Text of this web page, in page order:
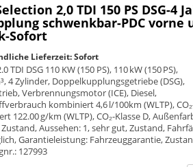
2,0 TDI 150 PS DSG-4
schwenkbar-PDC vorne
Sofort
Lieferzeit: Sofort
TDI DSG 110 KW (150 PS), 110 kW (150 PS),
4 Zylinder, Doppelkupplungsgetriebe (DSG),
Verbrennungsmotor (ICE), Diesel,
kombiniert 4,6 l/100km (WLTP),
122.00 g/km (WLTP), CO₂-Klasse D,
Aussehen: 1, sehr gut, Zustand,
Garantieleistung: Fahrzeuggarantie,
127993